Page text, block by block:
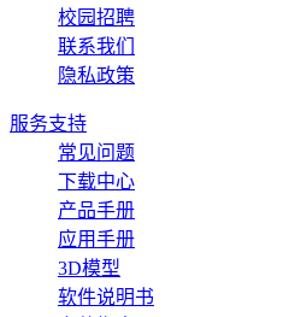
校园招聘
联系我们
隐私政策
服务支持
常见问题
下载中心
产品手册
应用手册
3D模型
软件说明书